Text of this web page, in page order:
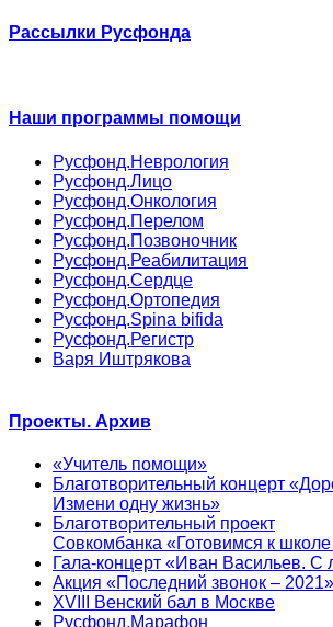
Рассылки Русфонда
Наши программы помощи
Русфонд.Неврология
Русфонд.Лицо
Русфонд.Онкология
Русфонд.Перелом
Русфонд.Позвоночник
Русфонд.Реабилитация
Русфонд.Сердце
Русфонд.Ортопедия
Русфонд.Spina bifida
Русфонд.Регистр
Варя Иштрякова
Проекты. Архив
«Учитель помощи»
Благотворительный концерт
Измени одну жизнь»
Благотворительный проект
Совкомбанка «Готовимся к
Гала-концерт «Иван Васильев.
Акция «Последний звонок – 2021»
XVIII Венский бал в Москве
Русфонд.Марафон